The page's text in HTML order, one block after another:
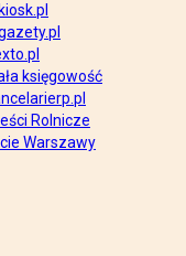
księgowość
Rolnicze
Warszawy